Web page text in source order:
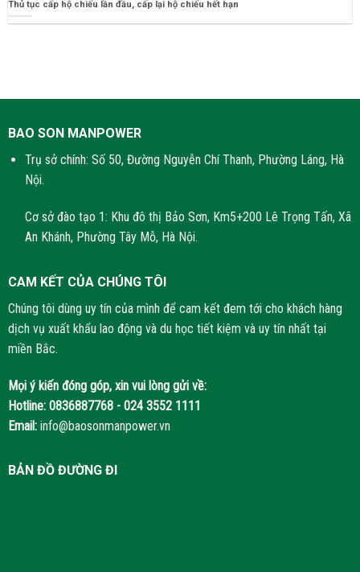
Thủ tục cấp hộ chiếu lần đầu, cấp lại hộ chiếu hết hạn
BAO SON MANPOWER
Trụ sở chính: Số 50, Đường Nguyễn Chí Thanh, Phường Láng, Hà
Nội.
Cơ sở đào tạo 1: Khu đô thị Bảo Sơn, Km5+200 Lê Trọng Tấn, Xã
An Khánh, Phường Tây Mỗ, Hà Nội.
CAM KẾT CỦA CHÚNG TÔI
Chúng tôi dùng uy tín của mình để cam kết đem tới cho khách hàng
dịch vụ xuất khẩu lao động và du học tiết kiệm và uy tín nhất tại
miền Bắc.
Mọi ý kiến đóng góp, xin vui lòng gửi về:
Hotline: 0836887768 - 024 3552 1111
Email: info@baosonmanpower.vn
BẢN ĐỒ ĐƯỜNG ĐI